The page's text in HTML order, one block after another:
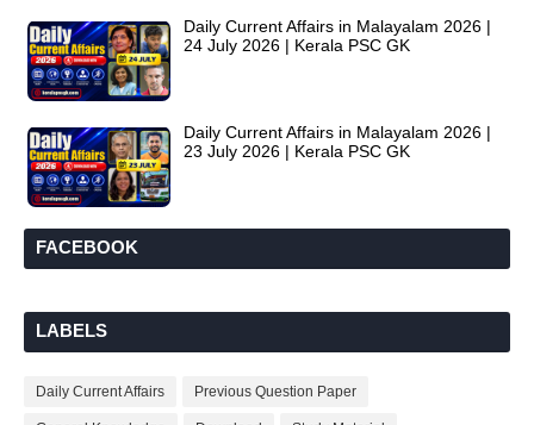
Daily Current Affairs in Malayalam 2026 |
24 July 2026 | Kerala PSC GK
Daily Current Affairs in Malayalam 2026 |
23 July 2026 | Kerala PSC GK
FACEBOOK
LABELS
Daily Current Affairs Previous Question Paper